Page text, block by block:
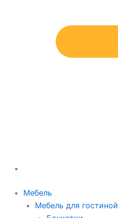
Мебель
Мебель для гостиной